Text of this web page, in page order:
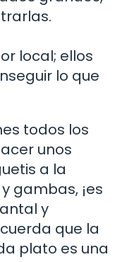
local; ellos
lo que
todos los
unos
a la
gambas, ¡es
y
que la
plato es una